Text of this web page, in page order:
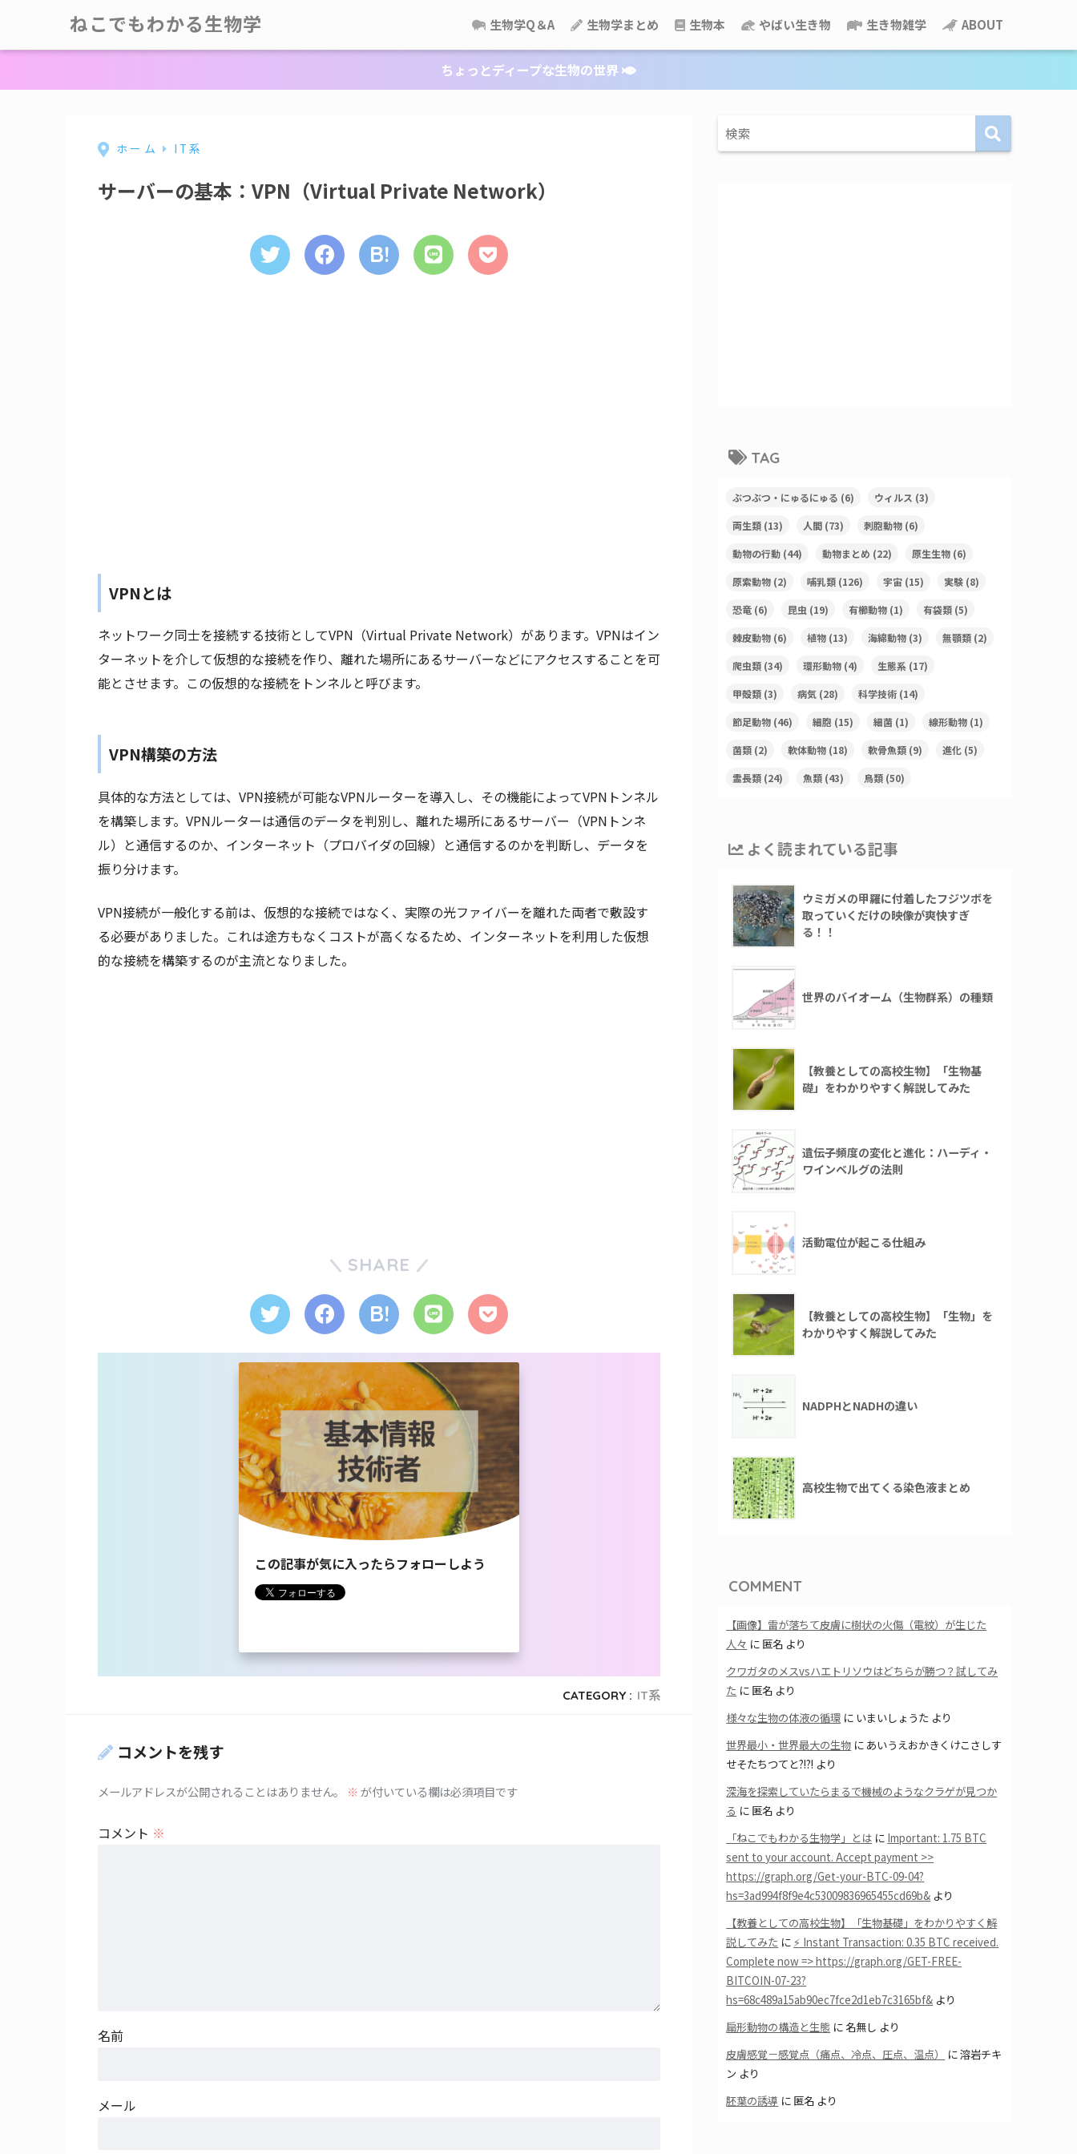
ねこでもわかる生物学 生物学Q＆A 生物学まとめ 生物本 やばい生き物 生き物雑学 ABOUT
ちょっとディープな生物の世界
ホーム IT系
サーバーの基本：VPN（Virtual Private Network）
VPNとは
ネットワーク同士を接続する技術としてVPN（Virtual Private Network）があります。VPNはイン
ターネットを介して仮想的な接続を作り、離れた場所にあるサーバーなどにアクセスすることを可
能とさせます。この仮想的な接続をトンネルと呼びます。
VPN構築の方法
具体的な方法としては、VPN接続が可能なVPNルーターを導入し、その機能によってVPNトンネル
を構築します。VPNルーターは通信のデータを判別し、離れた場所にあるサーバー（VPNトンネ
ル）と通信するのか、インターネット（プロバイダの回線）と通信するのかを判断し、データを
振り分けます。
VPN接続が一般化する前は、仮想的な接続ではなく、実際の光ファイバーを離れた両者で敷設す
る必要がありました。これは途方もなくコストが高くなるため、インターネットを利用した仮想
的な接続を構築するのが主流となりました。
SHARE
この記事が気に入ったらフォローしよう
CATEGORY : IT系
コメントを残す
メールアドレスが公開されることはありません。 ※が付いている欄は必須項目です
コメント ※
名前
メール
TAG
ぶつぶつ・にゅるにゅる (6) ウィルス (3)
両生類 (13) 人間 (73) 刺胞動物 (6)
動物の行動 (44) 動物まとめ (22) 原生生物 (6)
原索動物 (2) 哺乳類 (126) 宇宙 (15) 実験 (8)
恐竜 (6) 昆虫 (19) 有櫛動物 (1) 有袋類 (5)
棘皮動物 (6) 植物 (13) 海綿動物 (3) 無顎類 (2)
爬虫類 (34) 環形動物 (4) 生態系 (17)
甲殻類 (3) 病気 (28) 科学技術 (14)
節足動物 (46) 細胞 (15) 細菌 (1) 線形動物 (1)
菌類 (2) 軟体動物 (18) 軟骨魚類 (9) 進化 (5)
霊長類 (24) 魚類 (43) 鳥類 (50)
よく読まれている記事
ウミガメの甲羅に付着したフジツボを
取っていくだけの映像が爽快すぎ
る！！
世界のバイオーム（生物群系）の種類
【教養としての高校生物】「生物基
礎」をわかりやすく解説してみた
遺伝子頻度の変化と進化：ハーディ・
ワインベルグの法則
活動電位が起こる仕組み
【教養としての高校生物】「生物」を
わかりやすく解説してみた
NADPHとNADHの違い
高校生物で出てくる染色液まとめ
COMMENT
【画像】雷が落ちて皮膚に樹状の火傷（電紋）が生じた
人々 に 匿名 より
クワガタのメスvsハエトリソウはどちらが勝つ？試してみ
た に 匿名 より
様々な生物の体液の循環 に いまいしょうた より
世界最小・世界最大の生物 に あいうえおかきくけこさしす
せそたちつてと?!?! より
深海を探索していたらまるで機械のようなクラゲが見つか
る に 匿名 より
「ねこでもわかる生物学」とは に Important: 1.75 BTC
sent to your account. Accept payment >>
https://graph.org/Get-your-BTC-09-04?
hs=3ad994f8f9e4c53009836965455cd69b& より
【教養としての高校生物】「生物基礎」をわかりやすく解
説してみた に ⚡ Instant Transaction: 0.35 BTC received.
Complete now => https://graph.org/GET-FREE-
BITCOIN-07-23?
hs=68c489a15ab90ec7fce2d1eb7c3165bf& より
扁形動物の構造と生態 に名無し より
皮膚感覚－感覚点（痛点、冷点、圧点、温点）
に溶岩チキ
ン より
胚葉の誘導 に 匿名 より